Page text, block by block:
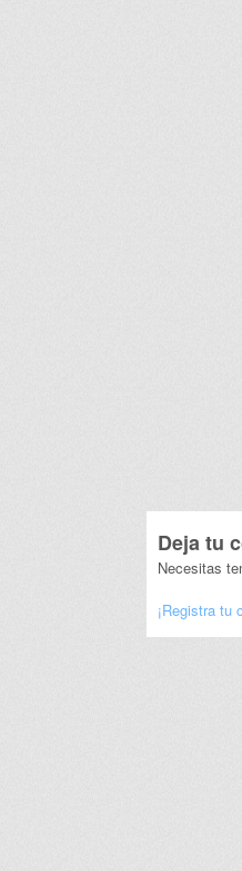
Deja tu
Necesitas
¡Registra tu